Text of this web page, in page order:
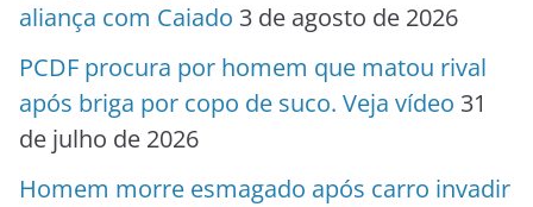
aliança com Caiado 3 de agosto de 2026
PCDF procura por homem que matou rival
após briga por copo de suco. Veja vídeo 31
de julho de 2026
Homem morre esmagado após carro invadir